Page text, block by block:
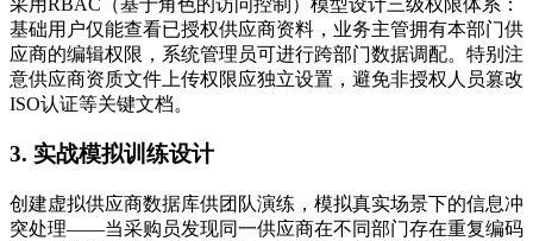
基础用户仅能查看已授权供应商资料，业务主管拥有本部门供
应商的编辑权限，系统管理员可进行跨部门数据调配。特别注
意供应商资质文件上传权限应独立设置，避免非授权人员篡改
ISO认证等关键文档。
3. 实战模拟训练设计
创建虚拟供应商数据库供团队演练，模拟真实场景下的信息冲
突处理——当采购员发现同一供应商在不同部门存在重复编码